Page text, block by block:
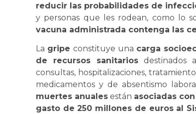
reducir las probabilidades de
y personas que les rodean, como lo
vacuna administrada contenga las
La gripe constituye una carga
de recursos sanitariosdestinados
consultas, hospitalizaciones,
medicamentos y de absentismo
muertes anuales están asociadas
gasto de 250 millones de euros al